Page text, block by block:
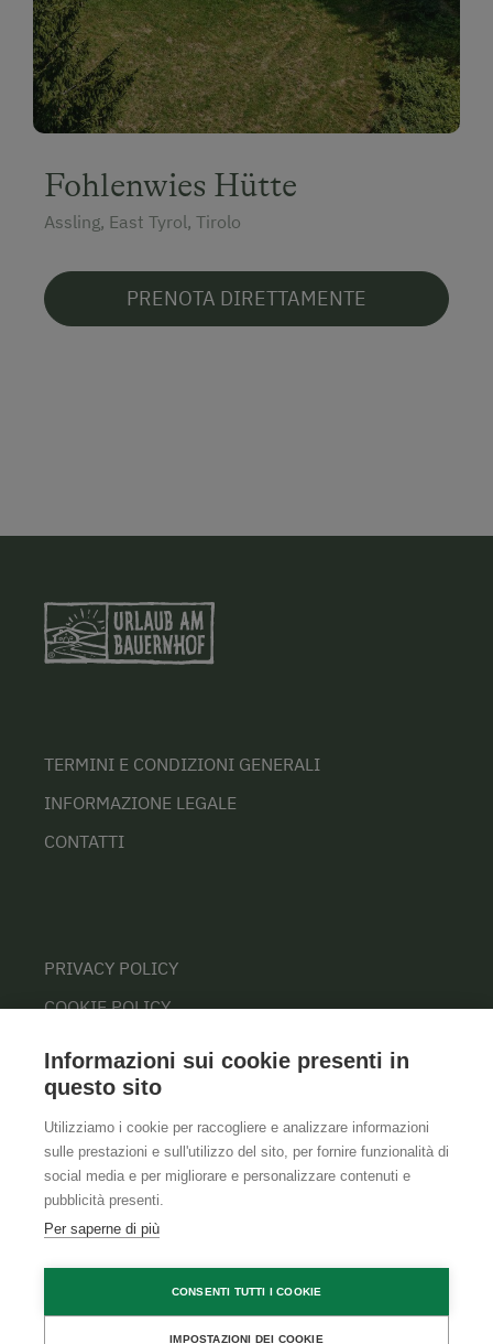
Fohlenwies Hütte
Assling, East Tyrol, Tirolo
PRENOTA DIRETTAMENTE
TERMINI E CONDIZIONI GENERALI
INFORMAZIONE LEGALE
CONTATTI
PRIVACY POLICY
COOKIE POLICY
Informazioni sui cookie presenti in
questo sito
Utilizziamo i cookie per raccogliere e analizzare informazioni
sulle prestazioni e sull'utilizzo del sito, per fornire funzionalità di
social media e per migliorare e personalizzare contenuti e
pubblicità presenti.
Per saperne di più
CONSENTI TUTTI I COOKIE
IMPOSTAZIONI DEI COOKIE